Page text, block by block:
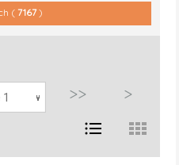
( 7167)
>> >